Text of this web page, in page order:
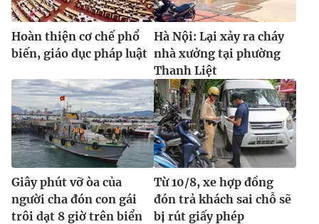
Hoàn thiện cơ chế phổ
biến, giáo dục pháp luật
Hà Nội: Lại xảy ra cháy
nhà xưởng tại phường
Thanh Liệt
Giây phút vỡ òa của
người cha đón con gái
trôi dạt 8 giờ trên biển
Từ 10/8, xe hợp đồng
đón trả khách sai chỗ sẽ
bị rút giấy phép